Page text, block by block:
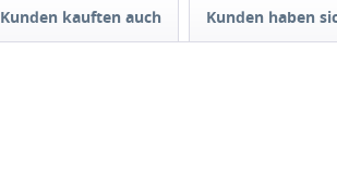
Kunden kauften auch Kunden haben